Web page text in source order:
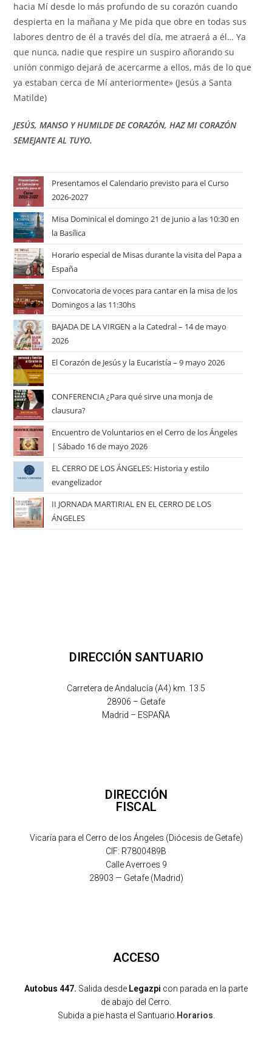
hacia Mí desde lo más profundo de su corazón cuando
despierta en la mañana y Me pida que obre en todas sus
labores dentro de él a través del día, me atraerá a él… Ya
que nunca, nadie que respire un suspiro añorando su
unión conmigo dejará de acercarme a ellos, más de lo que
ya estaban cerca de Mí anteriormente» (Jesús a Santa
Matilde)
JESÚS, MANSO Y HUMILDE DE CORAZÓN, HAZ MI CORAZÓN
SEMEJANTE AL TUYO.
Presentamos el Calendario previsto para el Curso
2026-2027
Misa Dominical el domingo 21 de junio a las 10:30 en
la Basílica
Horario especial de Misas durante la visita del Papa a
España
Convocatoria de voces para cantar en la misa de los
Domingos a las 11:30hs
BAJADA DE LA VIRGEN a la Catedral – 14 de mayo
2026
El Corazón de Jesús y la Eucaristía – 9 mayo 2026
CONFERENCIA ¿Para qué sirve una monja de
clausura?
Encuentro de Voluntarios en el Cerro de los Ángeles
| Sábado 16 de mayo 2026
EL CERRO DE LOS ÁNGELES: Historia y estilo
evangelizador
II JORNADA MARTIRIAL EN EL CERRO DE LOS
ÁNGELES
DIRECCIÓN SANTUARIO
Carretera de Andalucía (A4) km. 13.5
28906 – Getafe
Madrid – ESPAÑA
DIRECCIÓN
FISCAL
Vicaría para el Cerro de los Ángeles (Diócesis de Getafe)
CIF: R7800489B
Calle Averroes 9
28903 — Getafe (Madrid)
ACCESO
Autobus 447. Salida desde Legazpi con parada en la parte
de abajo del Cerro.
Subida a pie hasta el Santuario. Horarios